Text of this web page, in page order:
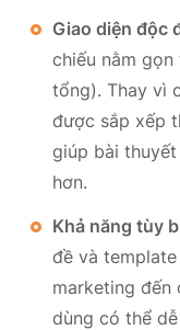
Giao diện độc
chiếu nằm
tổng). Thay vì
được sắp xếp
giúp bài
hơn.
Khả năng tùy
đề và
marketing đến
dùng có thể